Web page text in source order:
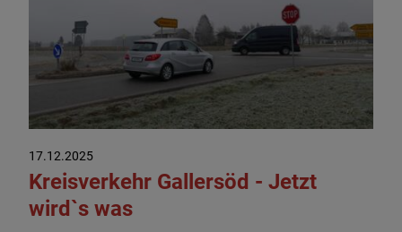
17.12.2025
Kreisverkehr Gallersöd - Jetzt
wird`s was